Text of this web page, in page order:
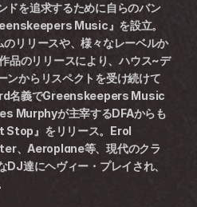
ドを追求するために自らのバン
Music』を設立。
リリースや、様々なレーベルか
品のリリースにより、ハウス~デ
ンからリスペクトを受け続けて
名義でGreenskeepers Music
Murphyが主宰するDFAからも
』をリリース。Erol
、Aeroplane等、現代のクラ
DJ達にヘヴィー・プレイされ、